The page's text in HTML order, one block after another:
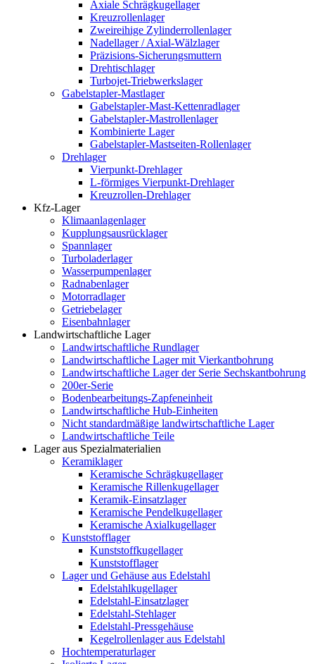
Axiale Schrägkugellager
Kreuzrollenlager
Zweireihige Zylinderrollenlager
Nadellager / Axial-Wälzlager
Präzisions-Sicherungsmuttern
Drehtischlager
Turbojet-Triebwerkslager
Gabelstapler-Mastlager
Gabelstapler-Mast-Kettenradlager
Gabelstapler-Mastrollenlager
Kombinierte Lager
Gabelstapler-Mastseiten-Rollenlager
Drehlager
Vierpunkt-Drehlager
L-förmiges Vierpunkt-Drehlager
Kreuzrollen-Drehlager
Kfz-Lager
Klimaanlagenlager
Kupplungsausrücklager
Spannlager
Turboladerlager
Wasserpumpenlager
Radnabenlager
Motorradlager
Getriebelager
Eisenbahnlager
Landwirtschaftliche Lager
Landwirtschaftliche Rundlager
Landwirtschaftliche Lager mit Vierkantbohrung
Landwirtschaftliche Lager der Serie Sechskantbohrung
200er-Serie
Bodenbearbeitungs-Zapfeneinheit
Landwirtschaftliche Hub-Einheiten
Nicht standardmäßige landwirtschaftliche Lager
Landwirtschaftliche Teile
Lager aus Spezialmaterialien
Keramiklager
Keramische Schrägkugellager
Keramische Rillenkugellager
Keramik-Einsatzlager
Keramische Pendelkugellager
Keramische Axialkugellager
Kunststofflager
Kunststoffkugellager
Kunststofflager
Lager und Gehäuse aus Edelstahl
Edelstahlkugellager
Edelstahl-Einsatzlager
Edelstahl-Stehlager
Edelstahl-Pressgehäuse
Kegelrollenlager aus Edelstahl
Hochtemperaturlager